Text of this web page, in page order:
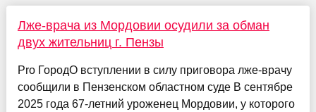
Лже-врача из Мордовии осудили за обман
двух жительниц г. Пензы
Pro ГородО вступлении в силу приговора лже-врачу
сообщили в Пензенском областном суде В сентябре
2025 года 67-летний уроженец Мордовии, у которого